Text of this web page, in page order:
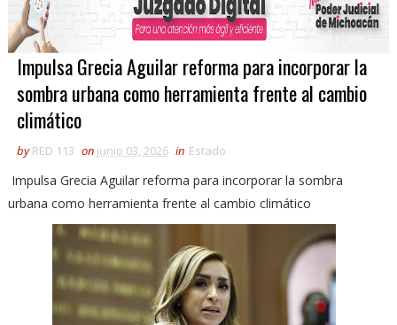
Impulsa Grecia Aguilar reforma para incorporar la
sombra urbana como herramienta frente al cambio
climático
by RED 113 on junio 03, 2026 in Estado
Impulsa Grecia Aguilar reforma para incorporar la sombra
urbana como herramienta frente al cambio climático